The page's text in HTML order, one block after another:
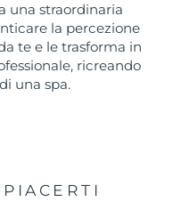
una straordinaria
la percezione
te e le trasforma in
ricreando
una spa.